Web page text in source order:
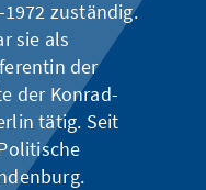
zuständig.
sie als
der
der Konrad-
tätig. Seit